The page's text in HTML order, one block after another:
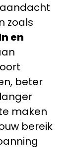
zoals
en
beter
maken
bereik